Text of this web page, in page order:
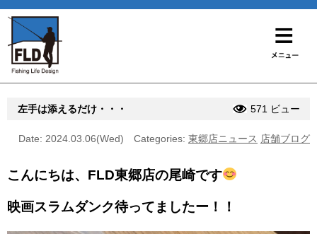
左手は添えるだけ・・・ 571 ビュー
Date: 2024.03.06(Wed) Categories: 東郷店ニュース 店舗ブログ
こんにちは、FLD東郷店の尾崎です
映画スラムダンク待ってましたー！！